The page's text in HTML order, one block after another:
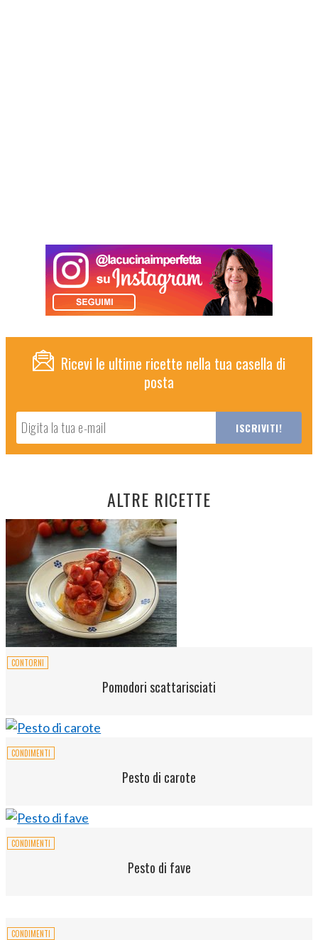
Ricevi le ultime ricette nella tua casella di
posta
ALTRE RICETTE
CONTORNI
Pomodori scattarisciati
CONDIMENTI
Pesto di carote
CONDIMENTI
Pesto di fave
CONDIMENTI